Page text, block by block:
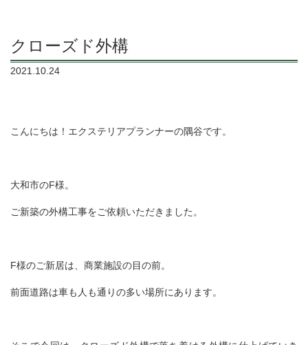
クローズド外構
2021.10.24
こんにちは！エクステリアプランナーの隅谷です。
大和市のF様。
ご新築の外構工事をご依頼いただきました。
F様のご新居は、商業施設の目の前。
前面道路は車も人も通りの多い場所にあります。